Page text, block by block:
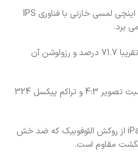
تبلت iPad Mini 2 از ال سی دی 7.9 اینچی لمسی خازنی با فناوری IPS
نسبت صفحه به بدنه این نمایشگر تقریبا 71.7 درصد و رزولوشن آن
همچنین این نمایشگر LCD دارای نسبت تصویر 4:3 و تراکم پیکسل 324
صفحه نمایش LCD تبلت iPad Mini 2 از روکش الئوفوبیک که ضد خش
مقاوم است.